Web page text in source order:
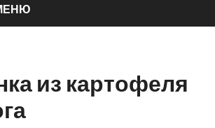
из картофеля